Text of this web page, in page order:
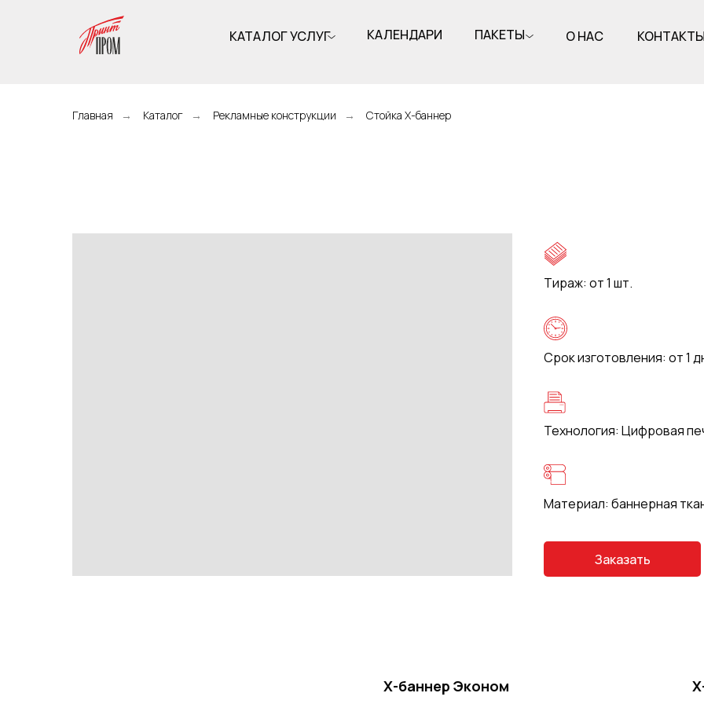
О НАС
КАЛЕНДАРИ
КАТАЛОГ УСЛУГ ПАКЕТЫ
Главная → Каталог → Рекламные конструкции → Стойка Х-баннер
Заказать
Тираж: от 1 шт.
Срок изготовления: от 1
Технология: Цифровая
Материал: баннерная
Х-баннер Эконом